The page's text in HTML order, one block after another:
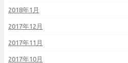
2018年1月
2017年12月
2017年11月
2017年10月